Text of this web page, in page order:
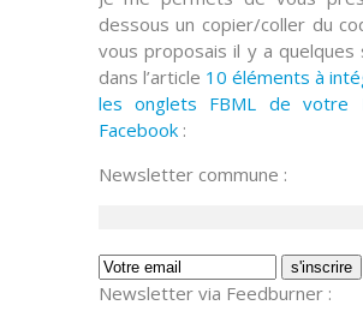
dessous un copier/collerdu
vous proposais il y a quelques
dans l’article 10 éléments à
les onglets FBML de votre
Facebook:
Newsletter commune :
Newsletter via Feedburner :